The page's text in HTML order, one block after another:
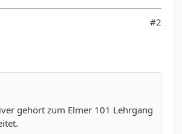
#2
gehört zum Elmer 101 Lehrgang